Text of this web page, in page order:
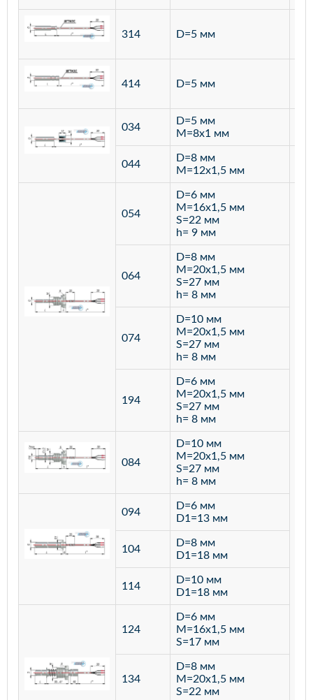
314 D=5 мм
414 D=5 мм
034
D=5 мм
M=8х1 мм
044
D=8 мм
M=12х1,5 мм
054
D=6 мм
M=16х1,5 мм
S=22 мм
h= 9 мм
064
D=8 мм
M=20х1,5 мм
S=27 мм
h= 8 мм
074
D=10 мм
M=20х1,5 мм
S=27 мм
h= 8 мм
194
D=6 мм
M=20х1,5 мм
S=27 мм
h= 8 мм
084
D=10 мм
M=20х1,5 мм
S=27 мм
h= 8 мм
094
D=6 мм
D1=13 мм
104
D=8 мм
D1=18 мм
114
D=10 мм
D1=18 мм
124
D=6 мм
M=16х1,5 мм
S=17 мм
134
D=8 мм
M=20х1,5 мм
S=22 мм